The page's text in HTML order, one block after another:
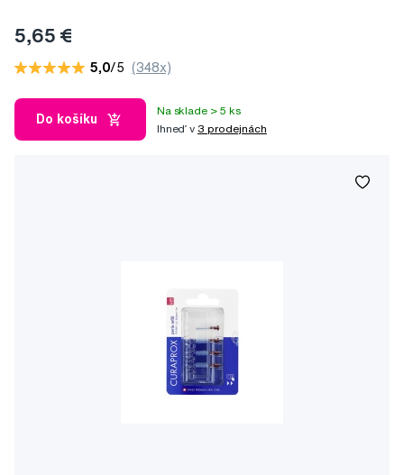
5,65 €
5,0/5 (348x)
Do košíku
Na sklade > 5 ks
Ihneď v 3 prodejnách